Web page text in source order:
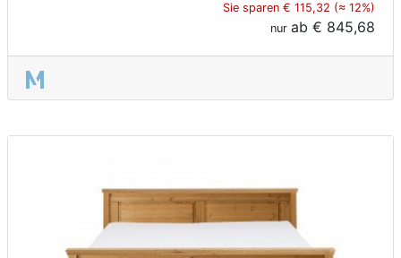
Sie sparen € 115,32 (≈ 12%)
nur ab € 845,68